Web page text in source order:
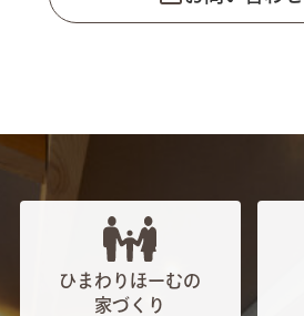
ひまわりほーむの
家づくり